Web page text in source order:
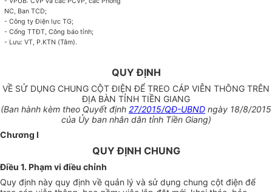
NC, Ban TCD;
- Công ty Điện lực TG;
- Cổng TTĐT, Công báo tỉnh;
- Lưu: VT, P.KTN (Tâm).
QUY ĐỊNH
VỀ SỬ DỤNG CHUNG CỘT ĐIỆN ĐỂ TREO CÁP VIỄN THÔNG TRÊN
ĐỊA BÀN TỈNH TIỀN GIANG
(Ban hành kèm theo Quyết định 27/2015/QĐ-UBND ngày 18/8/2015
của Ủy ban nhân dân tỉnh Tiền Giang)
Chương I
QUY ĐỊNH CHUNG
Điều 1. Phạm vi điều chỉnh
Quy định này quy định về quản lý và sử dụng chung cột điện để